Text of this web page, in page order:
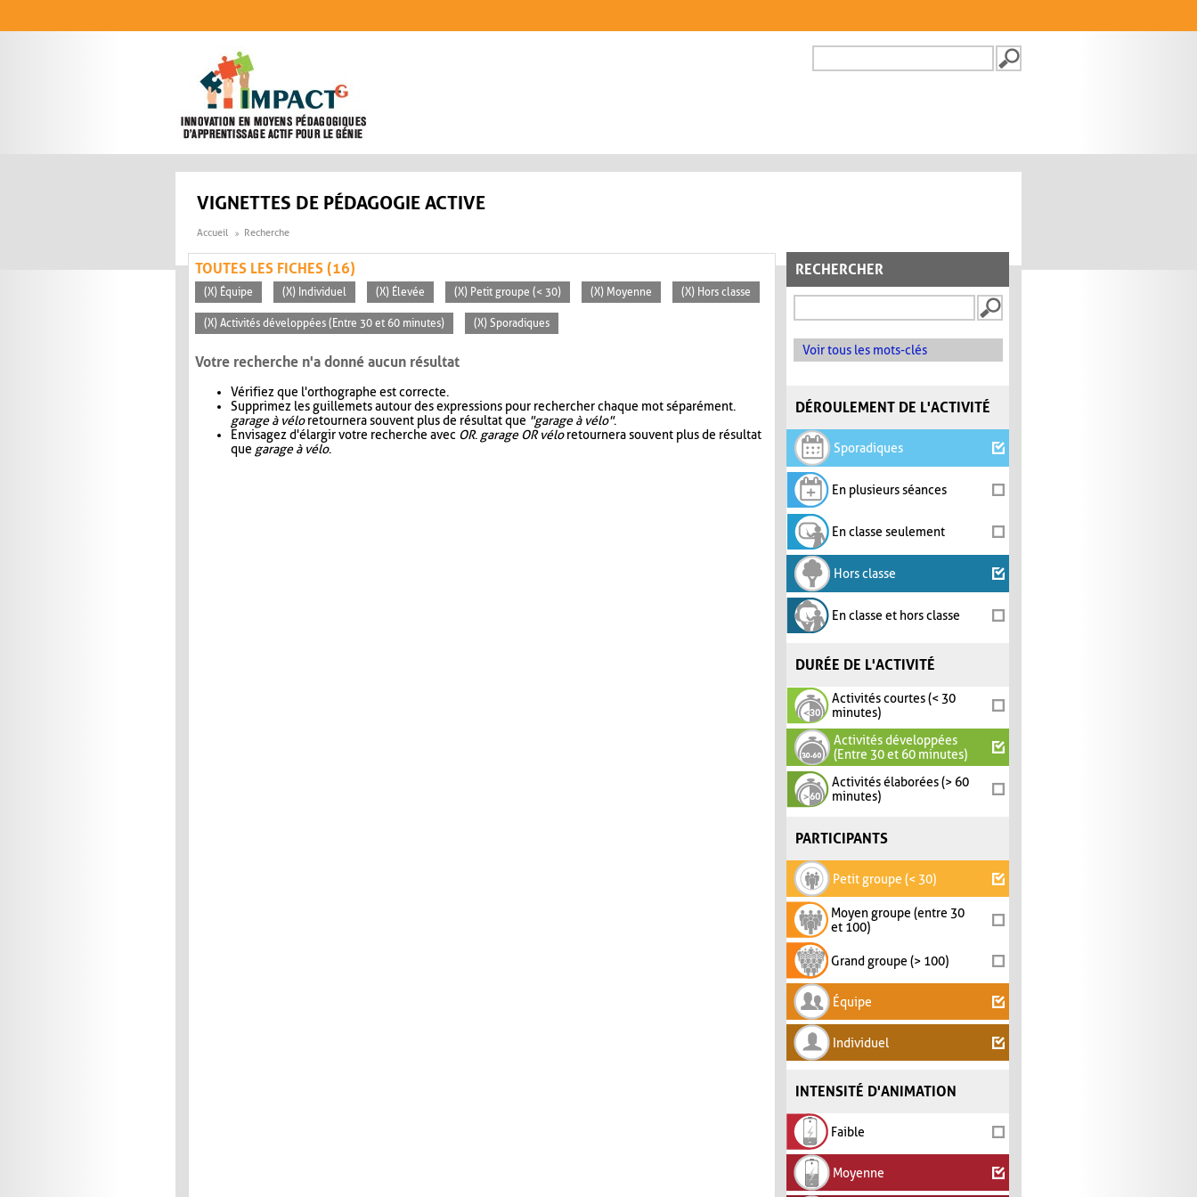
FORMULAIRE DE
VIGNETTES DE PÉDAGOGIE ACTIVE
Accueil Recherche
RECHERCHER
Voir tous les mots-clés
DÉROULEMENT DE L'ACTIVITÉ
Sporadiques
En plusieurs séances
En classe seulement
Hors classe
En classe et hors classe
DURÉE DE L'ACTIVITÉ
Activités courtes (< 30
minutes)
Activités développées
(Entre 30 et 60 minutes)
Activités élaborées (> 60
minutes)
PARTICIPANTS
Petit groupe (< 30)
Moyen groupe (entre 30
et 100)
Grand groupe (> 100)
Équipe
Individuel
INTENSITÉ D'ANIMATION
Faible
Moyenne
TOUTES LES FICHES (16)
(X) Équipe (X) Individuel (X) Élevée (X) Petit groupe (< 30) (X) Moyenne (X) Hors classe
(X) Activités développées (Entre 30 et 60 minutes) (X) Sporadiques
Votre recherche n'a donné aucun résultat
Vérifiez que l'orthographe est correcte.
Supprimez les guillemets autour des expressions pour rechercher chaque mot séparément.
garage à véloretournera souvent plus de résultat que "garage à vélo".
Envisagez d'élargir votre recherche avec OR. garage OR véloretournera souvent plus de résultat
que garage à vélo.